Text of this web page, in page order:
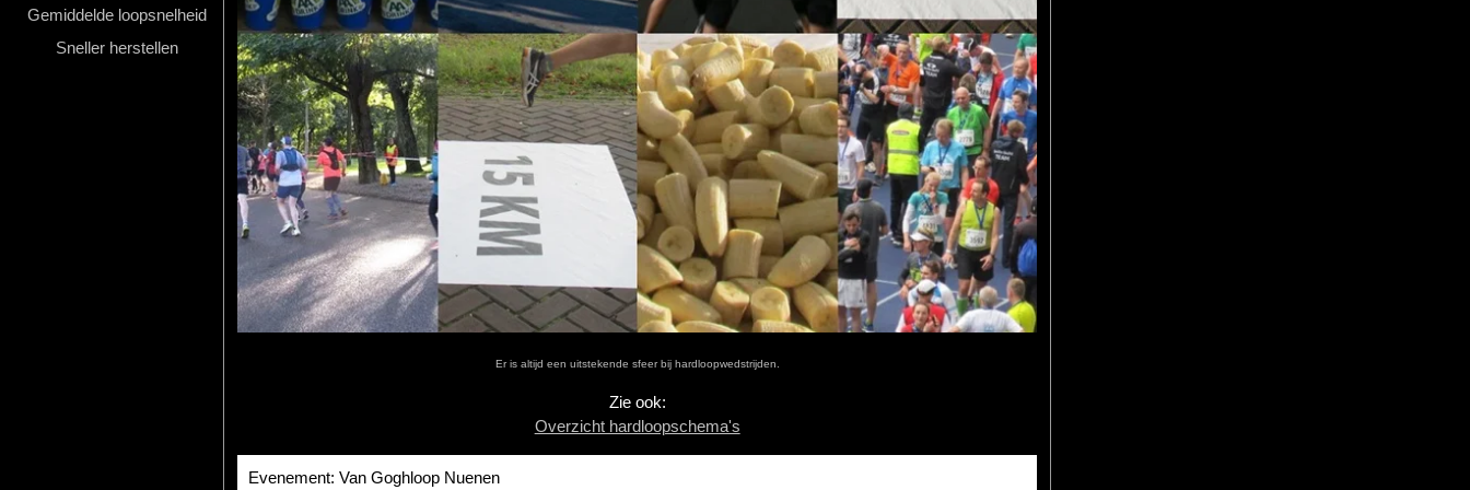
Gemiddelde loopsnelheid
Sneller herstellen
Hardlopen
Er is altijd een uitstekende sfeer bij hardloopwedstrijden.
Zie ook:
Overzicht hardloopschema's
Evenement: Van Goghloop Nuenen